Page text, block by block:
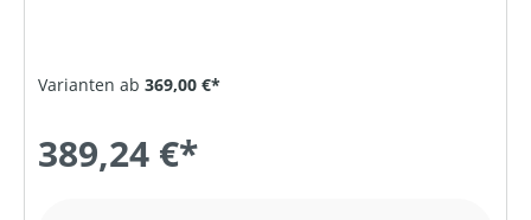
Varianten ab 369,00 €*
389,24 €*